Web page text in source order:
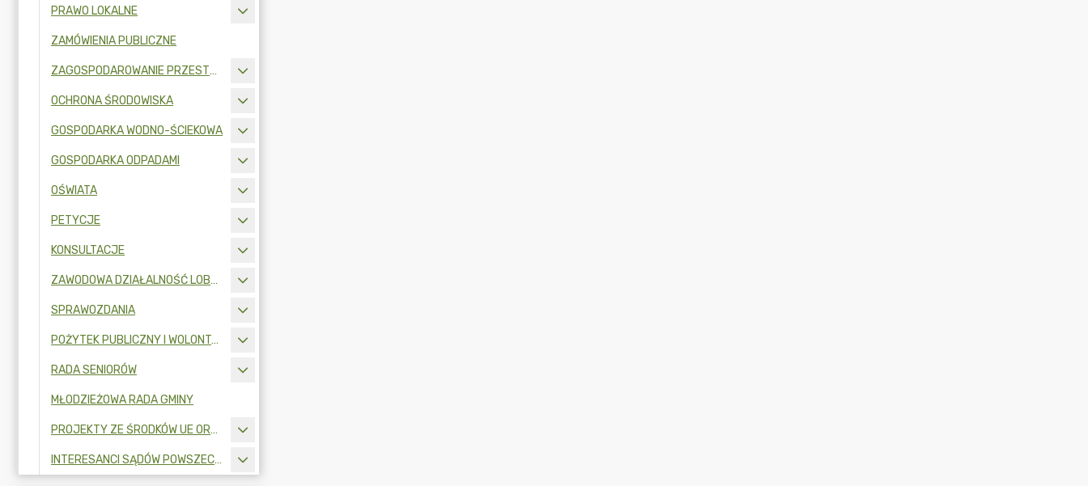
PRAWO LOKALNE
ZAMÓWIENIA PUBLICZNE
ZAGOSPODAROWANIE PRZESTRZENNE
OCHRONA ŚRODOWISKA
GOSPODARKA WODNO-ŚCIEKOWA
GOSPODARKA ODPADAMI
OŚWIATA
PETYCJE
KONSULTACJE
ZAWODOWA DZIAŁALNOŚĆ LOBBINGOWA
SPRAWOZDANIA
POŻYTEK PUBLICZNY I WOLONTARIAT
RADA SENIORÓW
MŁODZIEŻOWA RADA GMINY
PROJEKTY ZE ŚRODKÓW UE ORAZ FUNDUSZY ZEWNĘTRZNYCH
INTERESANCI SĄDÓW POWSZECHNYCH